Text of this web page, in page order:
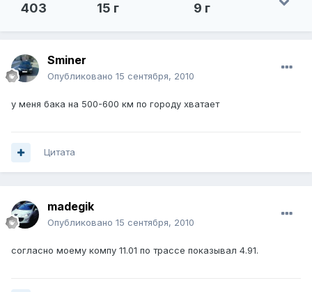
403 15 г 9 г
Sminer
Опубликовано 15 сентября, 2010
у меня бака на 500-600 км по городу хватает
Цитата
madegik
Опубликовано 15 сентября, 2010
согласно моему компу 11.01 по трассе показывал 4.91.